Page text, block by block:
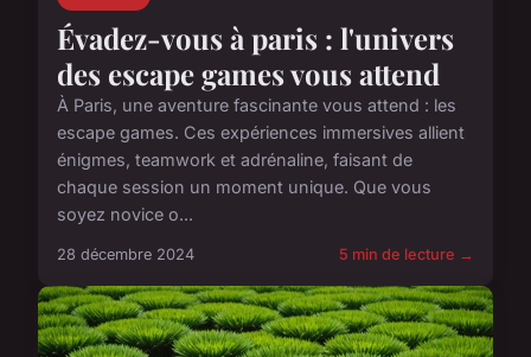
Évadez-vous à paris : l'univers
des escape games vous attend
À Paris, une aventure fascinante vous attend : les
escape games. Ces expériences immersives allient
énigmes, teamwork et adrénaline, faisant de
chaque session un moment unique. Que vous
soyez novice o...
28 décembre 2024 5 min de lecture →